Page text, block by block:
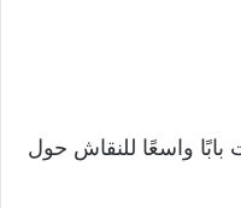
بابًا واسعًا للنقاش حول